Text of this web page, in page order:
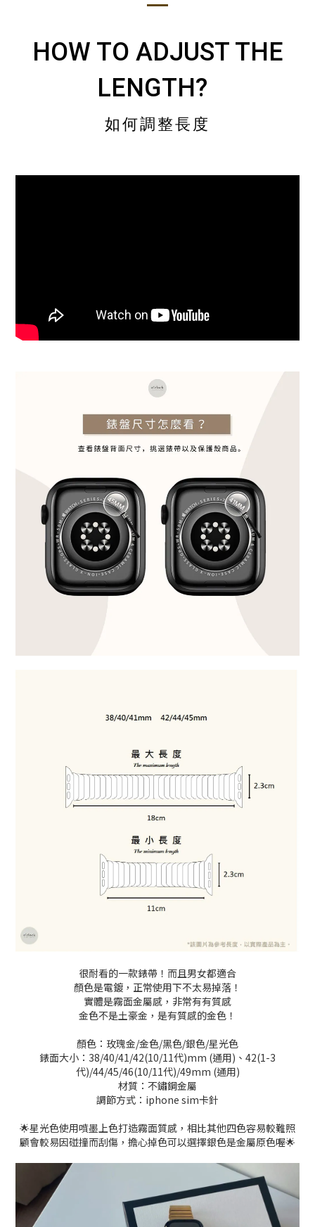
HOW TO ADJUST THE
LENGTH?
如何調整長度
很耐看的一款錶帶！而且男女都適合
顏色是電鍍，正常使用下不太易掉落！
實體是霧面金屬感，非常有有質感
金色不是土豪金，是有質感的金色！
顏色：玫瑰金/金色/黑色/銀色/星光色
錶面大小：38/40/41/42(10/11代)mm (通用)、42(1-3
代)/44/45/46(10/11代)/49mm (通用)
材質：不鏽鋼金屬
調節方式：iphone sim卡針
🌟星光色使用噴墨上色打造霧面質感，相比其他四色容易較難照
顧會較易因碰撞而刮傷，擔心掉色可以選擇銀色是金屬原色喔🌟